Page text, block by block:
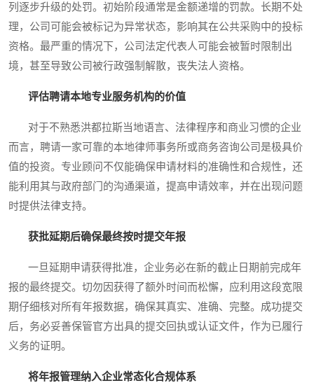
列逐步升级的处罚。初始阶段通常是金额递增的罚款。长期不处
理，公司可能会被标记为异常状态，影响其在公共采购中的投标
资格。最严重的情况下，公司法定代表人可能会被暂时限制出
境，甚至导致公司被行政强制解散，丧失法人资格。
评估聘请本地专业服务机构的价值
对于不熟悉洪都拉斯当地语言、法律程序和商业习惯的企业
而言，聘请一家可靠的本地律师事务所或商务咨询公司是极具价
值的投资。专业顾问不仅能确保申请材料的准确性和合规性，还
能利用其与政府部门的沟通渠道，提高申请效率，并在出现问题
时提供法律支持。
获批延期后确保最终按时提交年报
一旦延期申请获得批准，企业务必在新的截止日期前完成年
报的最终提交。切勿因获得了额外时间而松懈，应利用这段宽限
期仔细核对所有年报数据，确保其真实、准确、完整。成功提交
后，务必妥善保管官方出具的提交回执或认证文件，作为已履行
义务的证明。
将年报管理纳入企业常态化合规体系